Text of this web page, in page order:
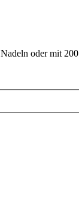
oder mit 200